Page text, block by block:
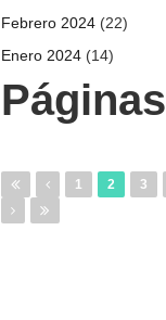
Febrero 2024 (22)
Enero 2024 (14)
Páginas
1 2 3